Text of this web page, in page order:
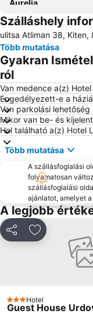
Aurelia
Marina Sozopol
Pomorie East
Sveti Nikola
Kraymorie
Archaeological
Szálláshely
ulitsa Atliman 38, Kiten,
Több mutatása
Gyakran
ról
Van medence a(z)
Engedélyezett-e a
Van parkolási
Mikor van be- és
Hol található a(z) Hotel
Több mutatása
A szállásfoglalási
folyamatosan
szállásfoglalási
ajánlatot, amelyet
A legjobb
MegosztásHozzáadás a
3 Kategória
Hotel
Guest House